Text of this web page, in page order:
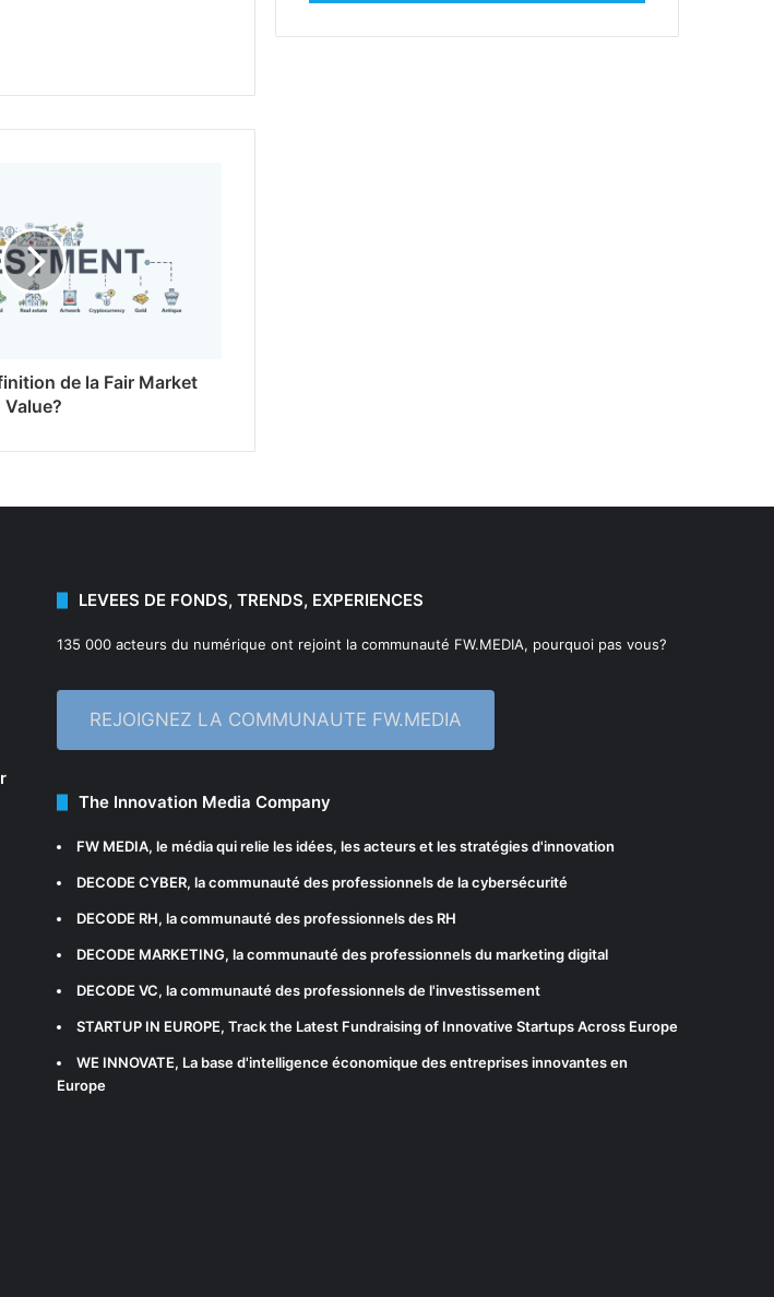
de la Fair Market
Value?
LEVEES DE FONDS, TRENDS, EXPERIENCES
135 000 acteurs du numérique ont rejoint la communauté FW.MEDIA, pourquoi pas vous?
REJOIGNEZ LA COMMUNAUTE FW.MEDIA
The Innovation Media Company
FW MEDIA, le média qui relie les idées, les acteurs et les stratégies d'innovation
DECODE CYBER, la communauté des professionnels de la cybersécurité
DECODE RH, la communauté des professionnels des RH
DECODE MARKETING, la communauté des professionnels du marketing digital
DECODE VC, la communauté des professionnels de l'investissement
STARTUP IN EUROPE, Track the Latest Fundraising of Innovative Startups Across Europe
WE INNOVATE, La base d'intelligence économique des entreprises innovantes en
Europe